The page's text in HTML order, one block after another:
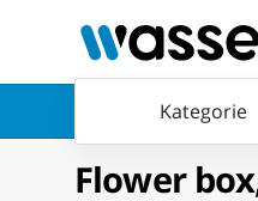
Kategorie
Flower